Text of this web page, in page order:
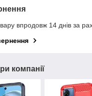
впродовж 14 днів за
компанії